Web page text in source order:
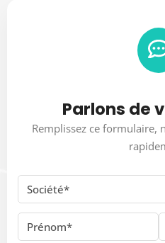
Parlons de
Remplissez ce formulaire,